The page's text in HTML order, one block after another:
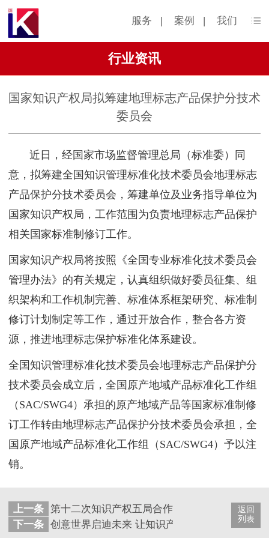
服务 | 案例 | 我们
行业资讯
国家知识产权局拟筹建地理标志产品保护分技术
委员会
近日，经国家市场监督管理总局（标准委）同
意，拟筹建全国知识管理标准化技术委员会地理标志
产品保护分技术委员会，筹建单位及业务指导单位为
国家知识产权局，工作范围为负责地理标志产品保护
相关国家标准制修订工作。
国家知识产权局将按照《全国专业标准化技术委员会
管理办法》的有关规定，认真组织做好委员征集、组
织架构和工作机制完善、标准体系框架研究、标准制
修订计划制定等工作，通过开放合作，整合各方资
源，推进地理标志保护标准化体系建设。
全国知识管理标准化技术委员会地理标志产品保护分
技术委员会成立后，全国原产地域产品标准化工作组
（SAC/SWG4）承担的原产地域产品等国家标准制修
订工作转由地理标志产品保护分技术委员会承担，全
国原产地域产品标准化工作组（SAC/SWG4）予以注
销。
返回
列表
上一条 第十二次知识产权五局合作局长系列会议在韩国
下一条 创意世界启迪未来 让知识产权意识深入“童心”